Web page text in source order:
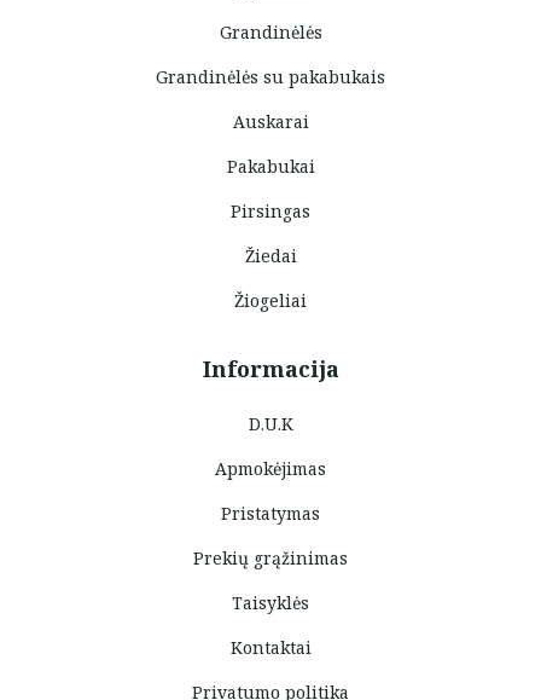
Grandinėlės
Grandinėlės su pakabukais
Auskarai
Pakabukai
Pirsingas
Žiedai
Žiogeliai
Informacija
D.U.K
Apmokėjimas
Pristatymas
Prekių grąžinimas
Taisyklės
Kontaktai
Privatumo politika